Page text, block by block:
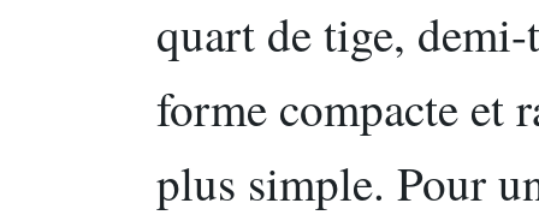
quart de tige,
forme compacte et
plus simple. Pour